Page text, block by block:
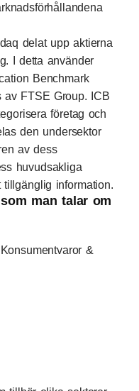
delat upp aktierna
I detta använder
Benchmark
av FTSE Group. ICB
företag och
den undersektor
av dess
huvudsakliga
information.
man talar om
&